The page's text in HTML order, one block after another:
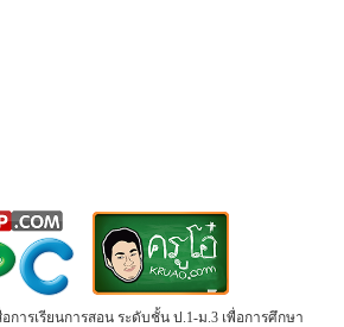
อการเรียนการสอน ระดับชั้น ป.1-ม.3 เพื่อการศึกษา